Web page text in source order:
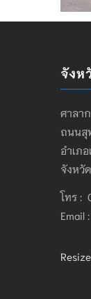
จังห
ศาลา
ถนนสุ
อำเภ
จังหวั
โทร :
Email :